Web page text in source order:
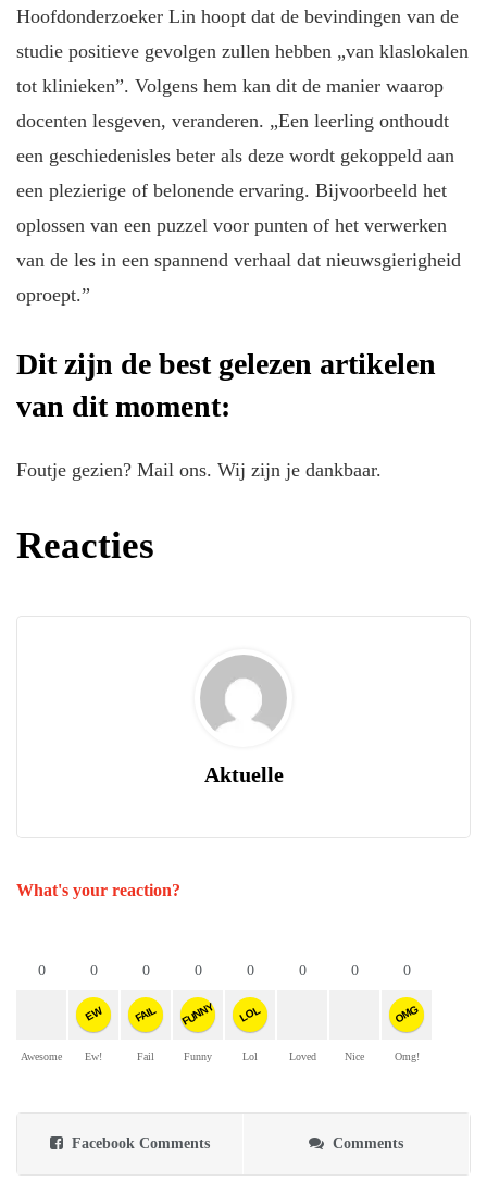
Hoofdonderzoeker Lin hoopt dat de bevindingen van de
studie positieve gevolgen zullen hebben „van klaslokalen
tot klinieken”. Volgens hem kan dit de manier waarop
docenten lesgeven, veranderen. „Een leerling onthoudt
een geschiedenisles beter als deze wordt gekoppeld aan
een plezierige of belonende ervaring. Bijvoorbeeld het
oplossen van een puzzel voor punten of het verwerken
van de les in een spannend verhaal dat nieuwsgierigheid
oproept.”
Dit zijn de best gelezen artikelen
van dit moment:
Foutje gezien? Mail ons. Wij zijn je dankbaar.
Reacties
Aktuelle
What's your reaction?
0
Awesome
0
EW
Ew!
0
FAIL
Fail
0
FUNNY
Funny
0
LOL
Lol
0
Loved
0
Nice
0
OMG
Omg!
Facebook Comments Comments